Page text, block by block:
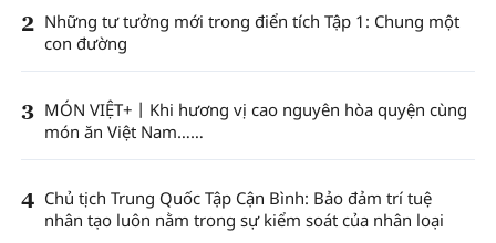
2 Những tư tưởng mới trong điển tích Tập 1: Chung một
con đường
3 MÓN VIỆT+丨Khi hương vị cao nguyên hòa quyện cùng
món ăn Việt Nam……
4 Chủ tịch Trung Quốc Tập Cận Bình: Bảo đảm trí tuệ
nhân tạo luôn nằm trong sự kiểm soát của nhân loại